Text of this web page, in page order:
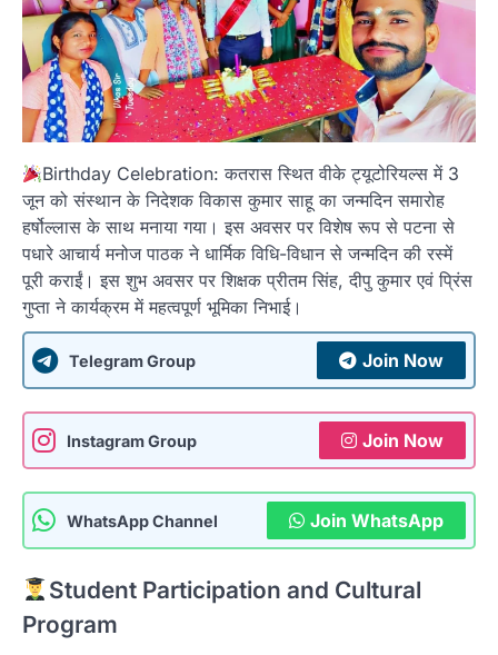
Birthday Celebration: कतरास स्थित वीके ट्यूटोरियल्स में 3
जून को संस्थान के निदेशक विकास कुमार साहू का जन्मदिन समारोह
हर्षोल्लास के साथ मनाया गया। इस अवसर पर विशेष रूप से पटना से
पधारे आचार्य मनोज पाठक ने धार्मिक विधि-विधान से जन्मदिन की रस्में
पूरी कराईं। इस शुभ अवसर पर शिक्षक प्रीतम सिंह, दीपु कुमार एवं प्रिंस
गुप्ता ने कार्यक्रम में महत्वपूर्ण भूमिका निभाई।
Telegram Group Join Now
Instagram Group Join Now
WhatsApp Channel Join WhatsApp
Student Participation and Cultural
Program